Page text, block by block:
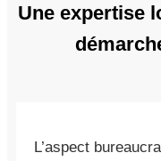
Une expertise
L’aspect